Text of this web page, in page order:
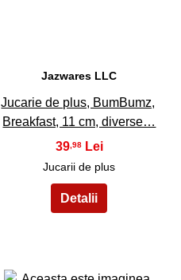
Jazwares LLC
Jucarie de plus, BumBumz,
Breakfast, 11 cm, diverse…
39,98
Jucarii de plus